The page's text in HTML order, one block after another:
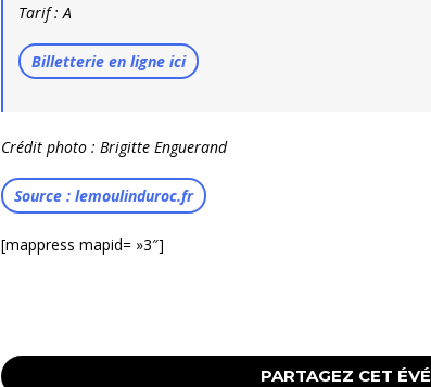
Tarif : A
Billetterie en ligne ici
Crédit photo : Brigitte Enguerand
Source : lemoulinduroc.fr
[mappress mapid= »3″]
PARTAGEZ CET